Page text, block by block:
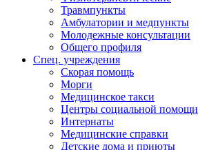
Травмпункты
Амбулатории и медпункты
Молодежные консультации
Общего профиля
Спец. учреждения
Скорая помощь
Морги
Медицинское такси
Центры социальной помощи
Интернаты
Медицинские справки
Детские дома и приюты